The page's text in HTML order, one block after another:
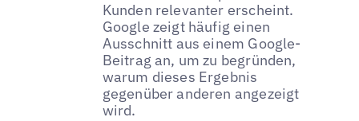
Kunden relevanter erscheint.
Google zeigt häufig einen
Ausschnitt aus einem Google-
Beitrag an, um zu begründen,
warum dieses Ergebnis
gegenüber anderen angezeigt
wird.